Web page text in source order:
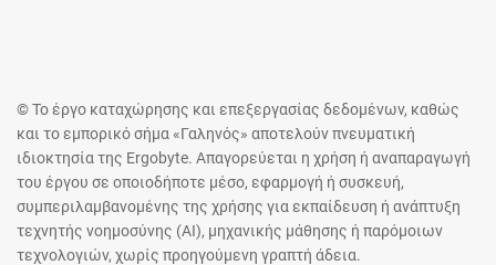
© Το έργο καταχώρησης και επεξεργασίας δεδομένων, καθώς
και το εμπορικό σήμα «Γαληνός» αποτελούν πνευματική
ιδιοκτησία της Ergobyte. Απαγορεύεται η χρήση ή αναπαραγωγή
του έργου σε οποιοδήποτε μέσο, εφαρμογή ή συσκευή,
συμπεριλαμβανομένης της χρήσης για εκπαίδευση ή ανάπτυξη
τεχνητής νοημοσύνης (AI), μηχανικής μάθησης ή παρόμοιων
τεχνολογιών, χωρίς προηγούμενη γραπτή άδεια.